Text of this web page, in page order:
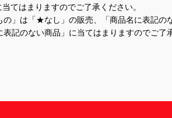
てはまりますのでご了承ください。
」は「★なし」の販売、「商品名に表記の
記のない商品」に当てはまりますのでご了